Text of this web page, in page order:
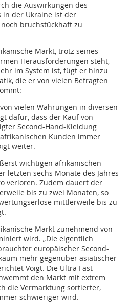
die Auswirkungen des
in der Ukraine ist der
bruchstückhaft zu
Markt, trotz seines
Herausforderungen steht,
im System ist, fügt er hinzu
die er von vielen Befragten
vielen Währungen in diversen
dafür, dass der Kauf von
Second-Hand-Kleidung
Kunden immer
weiter.
wichtigen afrikanischen
letzten sechs Monate des Jahres
verloren. Zudem dauert der
bis zu zwei Monaten, so
mittlerweile bis zu
Markt zunehmend von
wird. „Die eigentlich
europäischer Second-
mehr gegenüber asiatischer
Voigt. Die Ultra Fast
den Markt mit extrem
die Vermarktung sortierter,
schwieriger wird.